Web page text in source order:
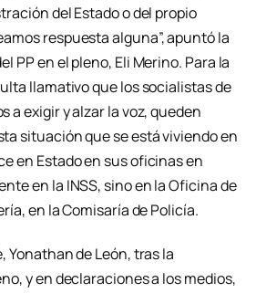
del Estado o del propio
respuesta alguna”, apuntó la
PP en el pleno, Eli Merino. Para la
llamativo que los socialistas de
a exigir y alzar la voz, queden
situación que se está viviendo en
en Estado en sus oficinas en
en la INSS, sino en la Oficina de
en la Comisaría de Policía.
Yonathan de León, tras la
y en declaraciones a los medios,